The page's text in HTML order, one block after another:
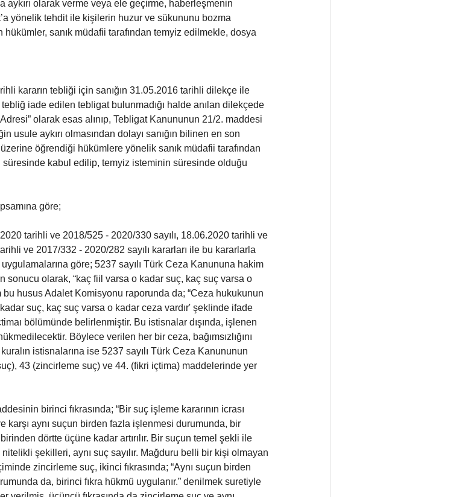
aykırı olarak verme veya ele geçirme, haberleşmenin
yönelik tehdit ile kişilerin huzur ve sükununu bozma
hükümler, sanık müdafii tarafından temyiz edilmekle, dosya
kararın tebliği için sanığın 31.05.2016 tarihli dilekçe ile
iade edilen tebligat bulunmadığı halde anılan dilekçede
olarak esas alınıp, Tebligat Kanununun 21/2. maddesi
usule aykırı olmasından dolayı sanığın bilinen en son
öğrendiği hükümlere yönelik sanık müdafii tarafından
kabul edilip, temyiz isteminin süresinde olduğu
göre;
tarihli ve 2018/525 - 2020/330 sayılı, 18.06.2020 tarihli ve
ve 2017/332 - 2020/282 sayılı kararları ile bu kararlarla
göre; 5237 sayılı Türk Ceza Kanununa hakim
olarak, “kaç fiil varsa o kadar suç, kaç suç varsa o
bu husus Adalet Komisyonu raporunda da; “Ceza hukukunun
suç, kaç suç varsa o kadar ceza vardır' şeklinde ifade
bölümünde belirlenmiştir. Bu istisnalar dışında, işlenen
Böylece verilen her bir ceza, bağımsızlığını
istisnalarına ise 5237 sayılı Türk Ceza Kanununun
43 (zincirleme suç) ve 44. (fikri içtima) maddelerinde yer
birinci fıkrasında; “Bir suç işleme kararının icrası
karşı aynı suçun birden fazla işlenmesi durumunda, bir
dörtte üçüne kadar artırılır. Bir suçun temel şekli ile
şekilleri, aynı suç sayılır. Mağduru belli bir kişi olmayan
zincirleme suç, ikinci fıkrasında; “Aynı suçun birden
da, birinci fıkra hükmü uygulanır.” denilmek suretiyle